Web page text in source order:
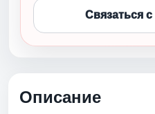
Связаться
Описание